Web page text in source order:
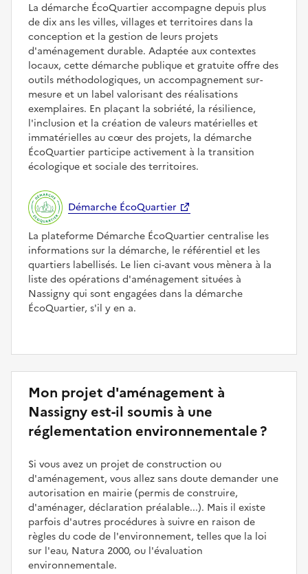
La démarche ÉcoQuartier accompagne depuis plus
de dix ans les villes, villages et territoires dans la
conception et la gestion de leurs projets
d'aménagement durable. Adaptée aux contextes
locaux, cette démarche publique et gratuite offre des
outils méthodologiques, un accompagnement sur-
mesure et un label valorisant des réalisations
exemplaires. En plaçant la sobriété, la résilience,
l'inclusion et la création de valeurs matérielles et
immatérielles au cœur des projets, la démarche
ÉcoQuartier participe activement à la transition
écologique et sociale des territoires.
Démarche ÉcoQuartier
La plateforme Démarche ÉcoQuartier centralise les
informations sur la démarche, le référentiel et les
quartiers labellisés. Le lien ci-avant vous mènera à la
liste des opérations d'aménagement situées à
Nassigny qui sont engagées dans la démarche
ÉcoQuartier, s'il y en a.
Mon projet d'aménagement à
Nassigny est-il soumis à une
réglementation environnementale ?
Si vous avez un projet de construction ou
d'aménagement, vous allez sans doute demander une
autorisation en mairie (permis de construire,
d'aménager, déclaration préalable...). Mais il existe
parfois d'autres procédures à suivre en raison de
règles du code de l'environnement, telles que la loi
sur l'eau, Natura 2000, ou l'évaluation
environnementale.